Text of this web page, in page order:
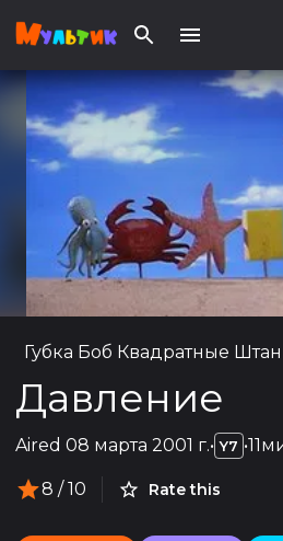
Губка Боб Квадратные
Давление
Aired 08 марта 2001 г.• Y7 •
8 / 10 Rate this